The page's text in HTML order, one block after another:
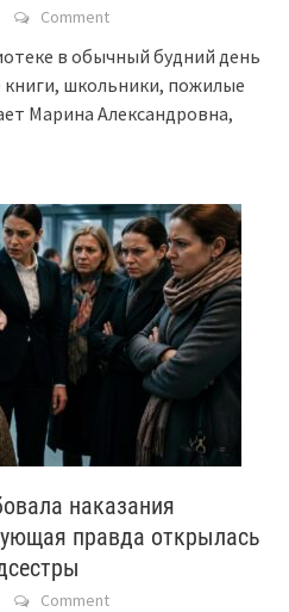
Comment
в обычный будний день
книги, школьники, пожилые
Марина Александровна,
наказания
правда открылась
Comment